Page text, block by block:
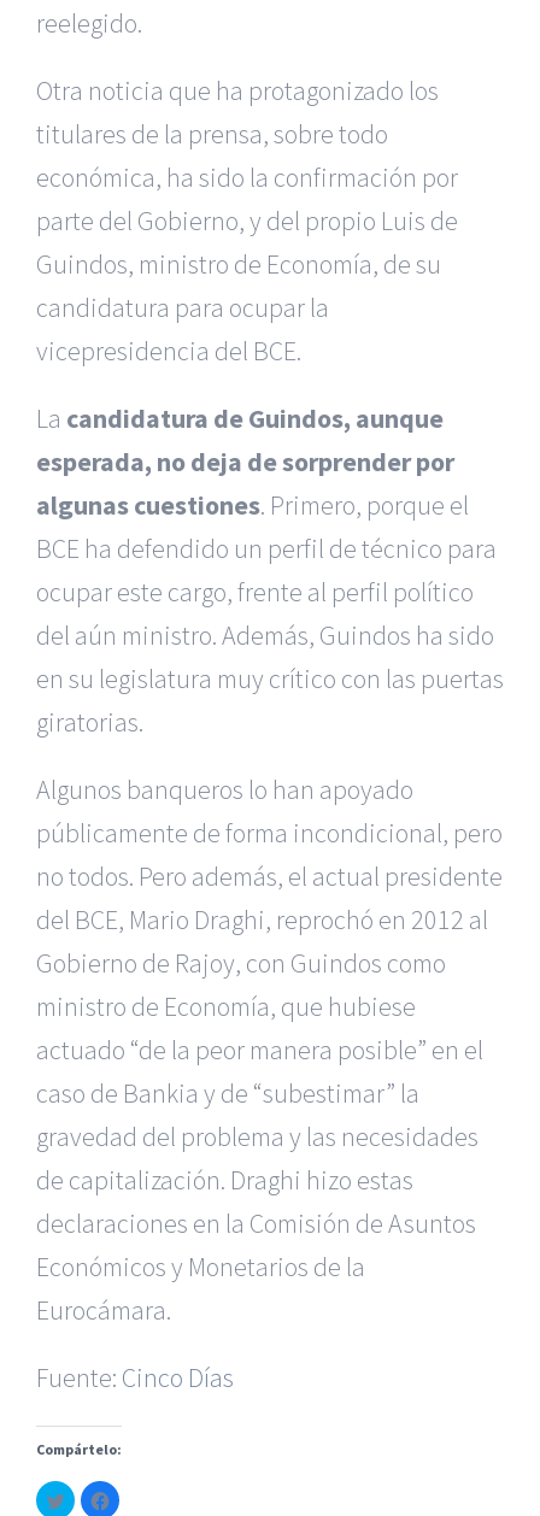
reelegido.
Otra noticia que ha protagonizado los
titulares de la prensa, sobre todo
económica, ha sido la confirmación por
parte del Gobierno, y del propio Luis de
Guindos, ministro de Economía, de su
candidatura para ocupar la
vicepresidencia del BCE.
La candidatura de Guindos, aunque
esperada, no deja de sorprender por
algunas cuestiones. Primero, porque el
BCE ha defendido un perfil de técnico para
ocupar este cargo, frente al perfil político
del aún ministro. Además, Guindos ha sido
en su legislatura muy crítico con las puertas
giratorias.
Algunos banqueros lo han apoyado
públicamente de forma incondicional, pero
no todos. Pero además, el actual presidente
del BCE, Mario Draghi, reprochó en 2012 al
Gobierno de Rajoy, con Guindos como
ministro de Economía, que hubiese
actuado “de la peor manera posible” en el
caso de Bankia y de “subestimar” la
gravedad del problema y las necesidades
de capitalización. Draghi hizo estas
declaraciones en la Comisión de Asuntos
Económicos y Monetarios de la
Eurocámara.
Fuente: Cinco Días
Compártelo:
Haz
clic
Haz
clic
|Reclamación de Accidentes en Alicante|Reclamación
de Accidentes en Madrid| BGD Abogados Madrid
|Formación para Abogados
|Hacer Contrato De
© Copyright 2010 -